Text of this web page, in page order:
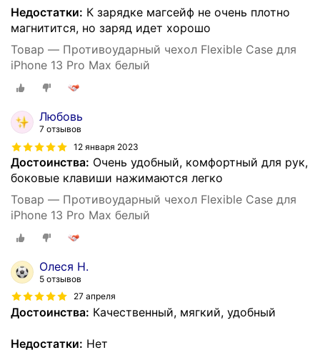
Недостатки: К зарядке магсейф не очень плотно
магнитится, но заряд идет хорошо
Товар — Противоударный чехол Flexible Case для
iPhone 13 Pro Max белый
Любовь
7 отзывов
12 января 2023
Достоинства: Очень удобный, комфортный для рук,
боковые клавиши нажимаются легко
Товар — Противоударный чехол Flexible Case для
iPhone 13 Pro Max белый
Олеся Н.
5 отзывов
27 апреля
Достоинства: Качественный, мягкий, удобный
Недостатки: Нет